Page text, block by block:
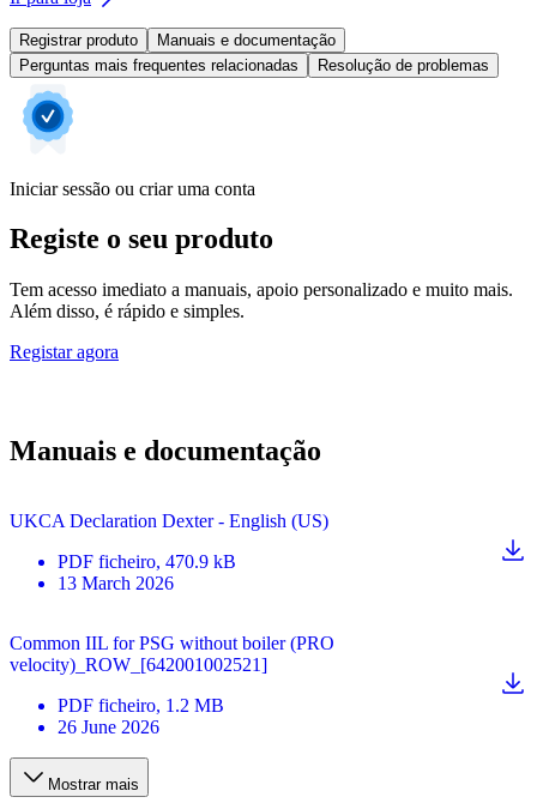
Registrar produto
Manuais e documentação
Perguntas mais frequentes relacionadas
Resolução de problemas
Iniciar sessão ou criar uma conta
Registe o seu produto
Tem acesso imediato a manuais, apoio personalizado e muito mais.
Além disso, é rápido e simples.
Registar agora
Manuais e documentação
UKCA Declaration Dexter - English (US)
PDF ficheiro, 470.9 kB
13 March 2026
Common IIL for PSG without boiler (PRO
velocity)_ROW_[642001002521]
PDF ficheiro, 1.2 MB
26 June 2026
Mostrar mais